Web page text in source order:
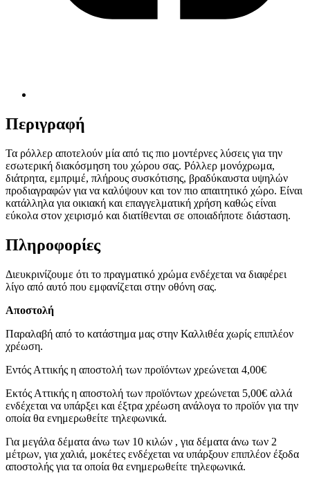
Περιγραφή
Τα ρόλλερ αποτελούν μία από τις πιο μοντέρνες λύσεις για την
εσωτερική διακόσμηση του χώρου σας. Ρόλλερ μονόχρωμα,
διάτρητα, εμπριμέ, πλήρους συσκότισης, βραδύκαυστα υψηλών
προδιαγραφών για να καλύψουν και τον πιο απαιτητικό χώρο. Είναι
κατάλληλα για οικιακή και επαγγελματική χρήση καθώς είναι
εύκολα στον χειρισμό και διατίθενται σε οποιαδήποτε διάσταση.
Πληροφορίες
Διευκρινίζουμε ότι το πραγματικό χρώμα ενδέχεται να διαφέρει
λίγο από αυτό που εμφανίζεται στην οθόνη σας.
Αποστολή
Παραλαβή από το κατάστημα μας στην Καλλιθέα χωρίς επιπλέον
χρέωση.
Εντός Αττικής η αποστολή των προϊόντων χρεώνεται 4,00€
Εκτός Αττικής η αποστολή των προϊόντων χρεώνεται 5,00€ αλλά
ενδέχεται να υπάρξει και έξτρα χρέωση ανάλογα το προϊόν για την
οποία θα ενημερωθείτε τηλεφωνικά.
Για μεγάλα δέματα άνω των 10 κιλών , για δέματα άνω των 2
μέτρων, για χαλιά, μοκέτες ενδέχεται να υπάρξουν επιπλέον έξοδα
αποστολής για τα οποία θα ενημερωθείτε τηλεφωνικά.